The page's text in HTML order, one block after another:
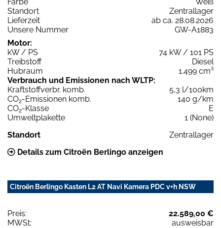
Standort
Zentrallager
Lieferzeit
ab ca. 28.08.2026
Unsere Nummer
GW-A1883
Motor:
kW / PS
74 kW / 101 PS
Treibstoff
Diesel
Hubraum
1.499 cm³
Verbrauch und Emissionen nach WLTP:
Kraftstoffverbr. komb.
5,3 l/100km
CO2-Emissionen komb.
140 g/km
CO2-Klasse
E
Umweltplakette
1 (None)
Standort
Zentrallager
Details zum Citroën Berlingo anzeigen
Citroën Berlingo Kasten L2 AT Navi Kamera PDC v+h NSW
Preis:
22.589,00 €
MWSt:
ausweisbar